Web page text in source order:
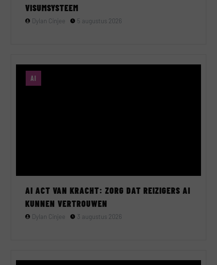
VISUMSYSTEEM
Dylan Cinjee 5 augustus 2026
AI
AI ACT VAN KRACHT: ZORG DAT REIZIGERS AI
KUNNEN VERTROUWEN
Dylan Cinjee 3 augustus 2026